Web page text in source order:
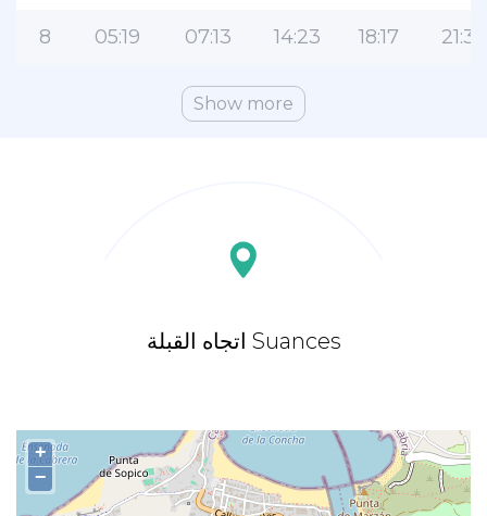
8 05:19 07:13 14:23 18:17 21:30
Show more
اتجاه القبلة Suances
+
−